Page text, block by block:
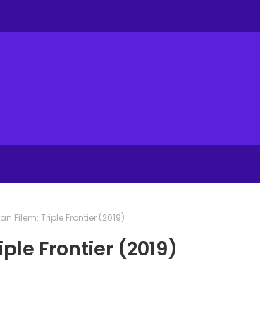
Filem: Triple Frontier (2019)
Frontier (2019)